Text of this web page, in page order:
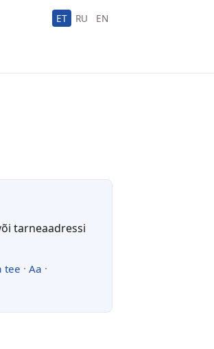
ET RU EN
tarneaadressi
tee · Aa ·